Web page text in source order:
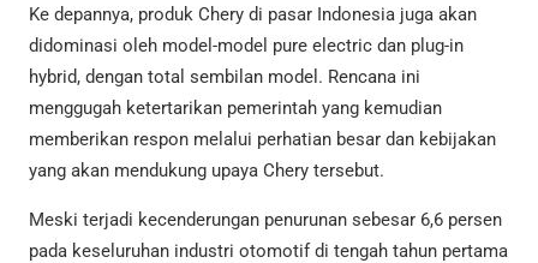
Ke depannya, produk Chery di pasar Indonesia juga akan
didominasi oleh model-model pure electric dan plug-in
hybrid, dengan total sembilan model. Rencana ini
menggugah ketertarikan pemerintah yang kemudian
memberikan respon melalui perhatian besar dan kebijakan
yang akan mendukung upaya Chery tersebut.
Meski terjadi kecenderungan penurunan sebesar 6,6 persen
pada keseluruhan industri otomotif di tengah tahun pertama